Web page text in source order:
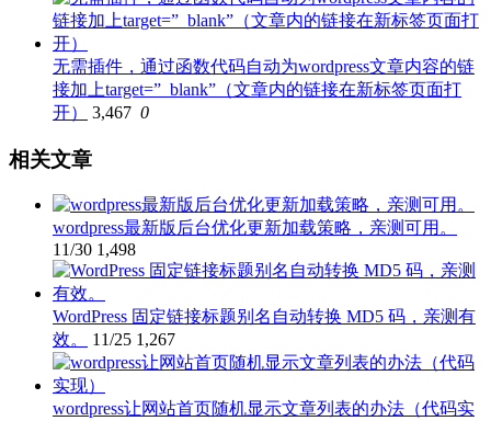
无需插件，通过函数代码自动为wordpress文章内容的链
接加上target=”_blank”（文章内的链接在新标签页面打
开）
3,467 0
相关文章
wordpress最新版后台优化更新加载策略，亲测可用。
11/30 1,498
WordPress 固定链接标题别名自动转换 MD5 码，亲测有
效。
11/25 1,267
wordpress让网站首页随机显示文章列表的办法（代码实